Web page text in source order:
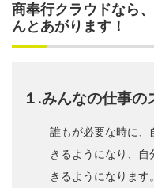
商奉行クラウドなら
んとあがります！
１.みんなの仕事
誰もが必要な時に、
きるようになり、
きるようになります